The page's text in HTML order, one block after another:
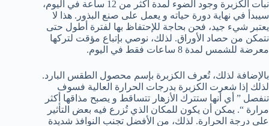
نبات الكزبرة وجود الضوء لمدة أكثر من 12 ساعة في اليوم،
سيبدأ في نهاية دورة حياته و يعمل على صنع البذور. هذا لا
يعتبر شيء جيد، فحن بحاجة للإحتفاظ بها لفترة أطول حتى
نتمكن من حصاد الأوراق. لذلك، نوصي بإتباع مؤقت لتركها
معرضة للشمس لمدة 8 ساعات فقط في اليوم.
بالإضافة لذلك، تُعرف الكزبرة بإسم محصول الطقس البارد.
لذلك إذا شعرت الكزبرة بدرجات الحرارة العالية فسوف
تنفصل ” أي أنها ستترك الأزهار تتساقط و يصبح مذاقها أكثر
مرارة “. يمكن أن يكون للمكان الذي تُزرع فيه بعض التأثير
على درجة الحرارة. لذلك، من الأفضل تجنب النوافذ شديدة